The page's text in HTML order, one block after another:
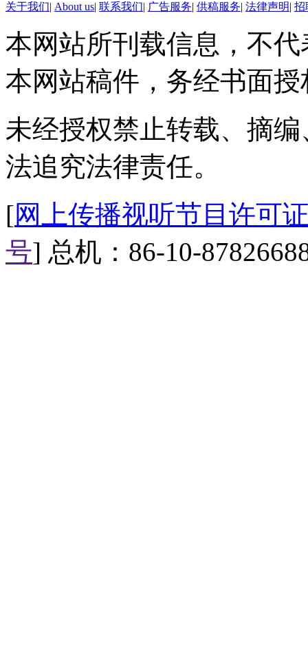
通部发文才免费”、江苏“法定
朗，正等待统一意见。好，以上
看，更多精彩新闻欢迎点击中国
关于我们| About us| 联系我们| 广告服务| 供稿服务| 法律声明| 招
本网站所刊载信息，不
本网站稿件，务经书面授
未经授权禁止转载、摘
法追究法律责任。
[网上传播视听节目许可
号] 总机：86-10-